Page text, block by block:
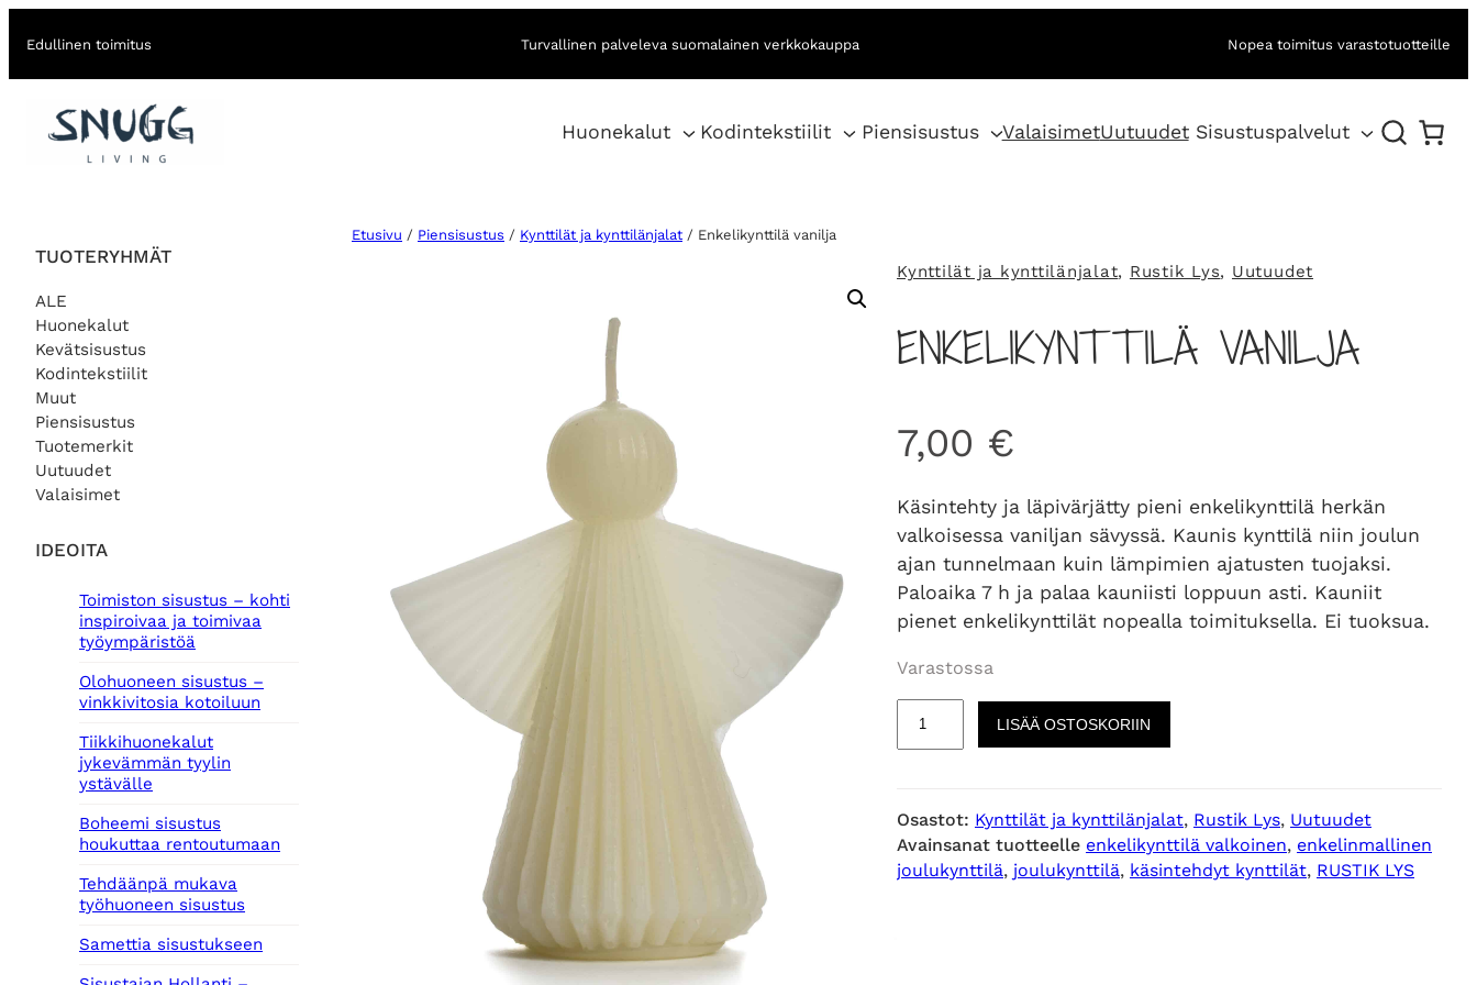
Edullinen toimitus Turvallinen palveleva suomalainen verkkokauppa Nopea toimitus varastotuotteille
Huonekalut Kodintekstiilit Piensisustus ValaisimetUutuudet Sisustuspalvelut
TUOTERYHMÄT
ALE
Huonekalut
Kevätsisustus
Kodintekstiilit
Muut
Piensisustus
Tuotemerkit
Uutuudet
Valaisimet
IDEOITA
Toimiston sisustus – kohti
inspiroivaa ja toimivaa
työympäristöä
Olohuoneen sisustus –
vinkkivitosia kotoiluun
Tiikkihuonekalut
jykevämmän tyylin
ystävälle
Boheemi sisustus
houkuttaa rentoutumaan
Tehdäänpä mukava
työhuoneen sisustus
Samettia sisustukseen
Etusivu / Piensisustus / Kynttilät ja kynttilänjalat / Enkelikynttilä vanilja
Kynttilät ja kynttilänjalat, Rustik Lys, Uutuudet
ENKELIKYNTTILÄ VANILJA
7,00 €
Käsintehty ja läpivärjätty pieni enkelikynttilä herkän
valkoisessa vaniljan sävyssä. Kaunis kynttilä niin joulun
ajan tunnelmaan kuin lämpimien ajatusten tuojaksi.
Paloaika 7 h ja palaa kauniisti loppuun asti. Kauniit
pienet enkelikynttilät nopealla toimituksella. Ei tuoksua.
Varastossa
l
i
k
LISÄÄ OSTOSKORIIN
Osastot: Kynttilät ja kynttilänjalat, Rustik Lys, Uutuudet
Avainsanat tuotteelle enkelikynttilä valkoinen, enkelinmallinen
joulukynttilä, joulukynttilä, käsintehdyt kynttilät, RUSTIK LYS